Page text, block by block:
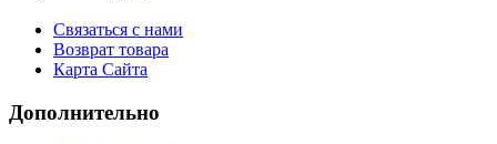
Связаться с нами
Возврат товара
Карта Сайта
Дополнительно